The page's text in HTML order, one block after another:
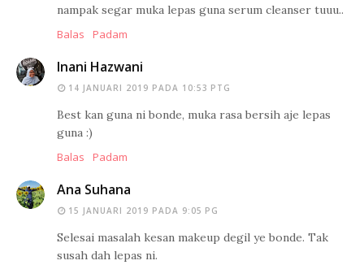
nampak segar muka lepas guna serum cleanser tuuu..
Balas
Padam
Inani Hazwani
14 JANUARI 2019 PADA 10:53 PTG
Best kan guna ni bonde, muka rasa bersih aje lepas
guna :)
Balas
Padam
Ana Suhana
15 JANUARI 2019 PADA 9:05 PG
Selesai masalah kesan makeup degil ye bonde. Tak
susah dah lepas ni.